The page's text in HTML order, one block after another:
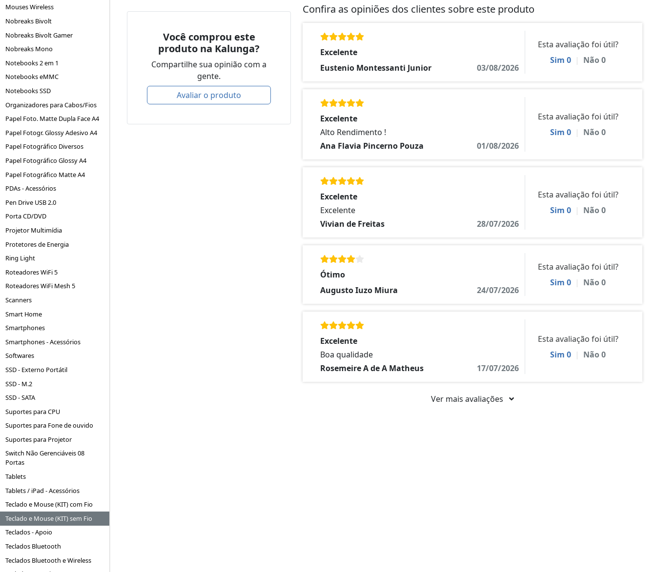
Mouses Wireless
Nobreaks Bivolt
Nobreaks Bivolt Gamer
Nobreaks Mono
Notebooks 2 em 1
Notebooks eMMC
Notebooks SSD
Organizadores para Cabos/Fios
Papel Foto. Matte Dupla Face A4
Papel Fotogr. Glossy Adesivo A4
Papel Fotográfico Diversos
Papel Fotográfico Glossy A4
Papel Fotográfico Matte A4
PDAs - Acessórios
Pen Drive USB 2.0
Porta CD/DVD
Projetor Multimídia
Protetores de Energia
Ring Light
Roteadores WiFi 5
Roteadores WiFi Mesh 5
Scanners
Smart Home
Smartphones
Smartphones - Acessórios
Softwares
SSD - Externo Portátil
SSD - M.2
SSD - SATA
Suportes para CPU
Suportes para Fone de ouvido
Suportes para Projetor
Switch Não Gerenciáveis 08
Portas
Tablets
Tablets / iPad - Acessórios
Teclado e Mouse (KIT) com Fio
Teclado e Mouse (KIT) sem Fio
Teclados - Apoio
Teclados Bluetooth
Teclados Bluetooth e Wireless
Você comprou este
produto na Kalunga?
Compartilhe sua opinião com a
gente.
Avaliar o produto
Confira as opiniões dos clientes sobre este produto
Excelente
Eustenio Montessanti Junior
03/08/2026
Esta avaliação foi útil?
Sim 0 | Não0
Excelente
Alto Rendimento !
Ana Flavia Pincerno Pouza
01/08/2026
Esta avaliação foi útil?
Sim 0 | Não0
Excelente
Excelente
Vivian de Freitas
28/07/2026
Esta avaliação foi útil?
Sim 0 | Não0
Ótimo
Augusto Iuzo Miura
24/07/2026
Esta avaliação foi útil?
Sim 0 | Não0
Excelente
Boa qualidade
Rosemeire A de A Matheus
17/07/2026
Esta avaliação foi útil?
Sim 0 | Não0
Ver mais avaliações